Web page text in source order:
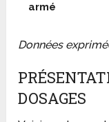
armé
Données
DOSAGES